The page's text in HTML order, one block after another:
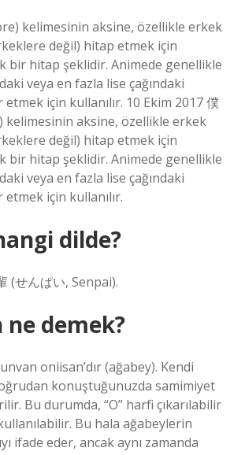
kelimesinin aksine, özellikle erkek
değil) hitap etmek için
bir hitap şeklidir. Animede genellikle
veya en fazla lise çağındaki
için kullanılır. 10 Ekim 2017 僕
kelimesinin aksine, özellikle erkek
değil) hitap etmek için
bir hitap şeklidir. Animede genellikle
veya en fazla lise çağındaki
için kullanılır.
dilde?
(せんぱい, Senpai).
ne demek?
oniisan’dır (ağabey). Kendi
konuştuğunuzda samimiyet
Bu durumda, “O” harfi çıkarılabilir
Bu hala ağabeylerin
ifade eder, ancak aynı zamanda